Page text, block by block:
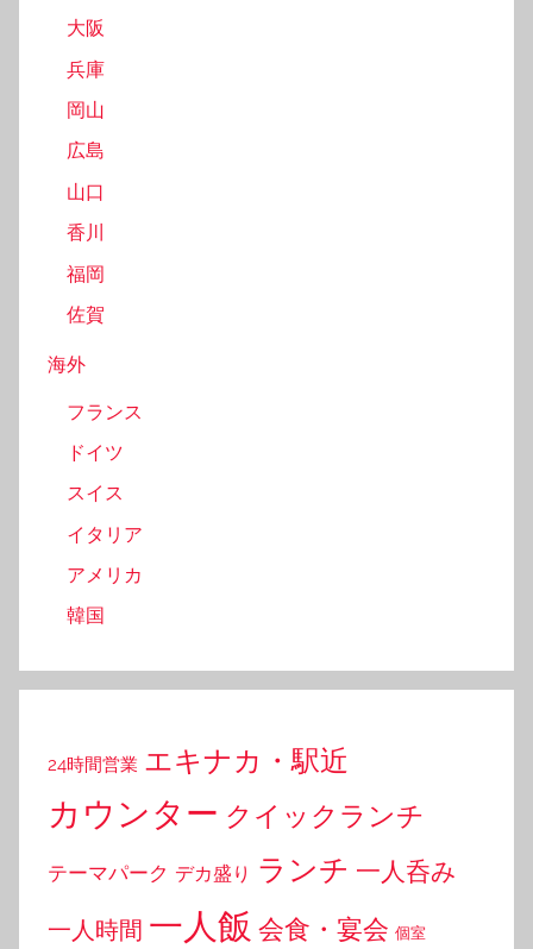
大阪
兵庫
岡山
広島
山口
香川
福岡
佐賀
海外
フランス
ドイツ
スイス
イタリア
アメリカ
韓国
24時間営業 エキナカ・駅近
カウンター クイックランチ
テーマパーク デカ盛り ランチ 一人呑み
一人時間 一人飯 会食・宴会 個室